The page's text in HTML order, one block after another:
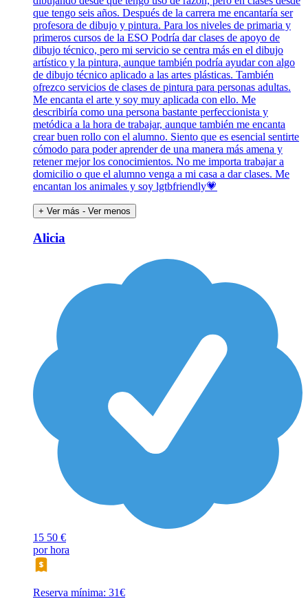
que tengo seis años. Después de la carrera me encantaría ser
profesora de dibujo y pintura. Para los niveles de primaria y
primeros cursos de la ESO Podría dar clases de apoyo de
dibujo técnico, pero mi servicio se centra más en el dibujo
artístico y la pintura, aunque también podría ayudar con algo
de dibujo técnico aplicado a las artes plásticas. También
ofrezco servicios de clases de pintura para personas adultas.
Me encanta el arte y soy muy aplicada con ello. Me
describiría como una persona bastante perfeccionista y
metódica a la hora de trabajar, aunque también me encanta
crear buen rollo con el alumno. Siento que es esencial sentirte
cómodo para poder aprender de una manera más amena y
retener mejor los conocimientos. No me importa trabajar a
domicilio o que el alumno venga a mi casa a dar clases. Me
encantan los animales y soy lgtbfriendly💗
+ Ver más - Ver menos
Alicia
15 50 €
por hora
Reserva mínima: 31€